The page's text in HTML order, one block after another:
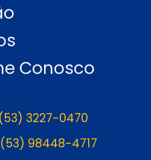
Conosco
3227-0470
98448-4717